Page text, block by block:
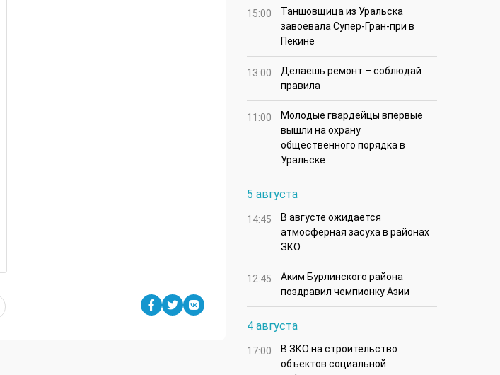
15:00
Таншовщица из Уральска
завоевала Супер-Гран-при в
Пекине
13:00
Делаешь ремонт – соблюдай
правила
11:00
Молодые гвардейцы впервые
вышли на охрану
общественного порядка в
Уральске
5 августа
14:45
В августе ожидается
атмосферная засуха в районах
ЗКО
12:45
Аким Бурлинского района
поздравил чемпионку Азии
4 августа
17:00
В ЗКО на строительство
объектов социальной